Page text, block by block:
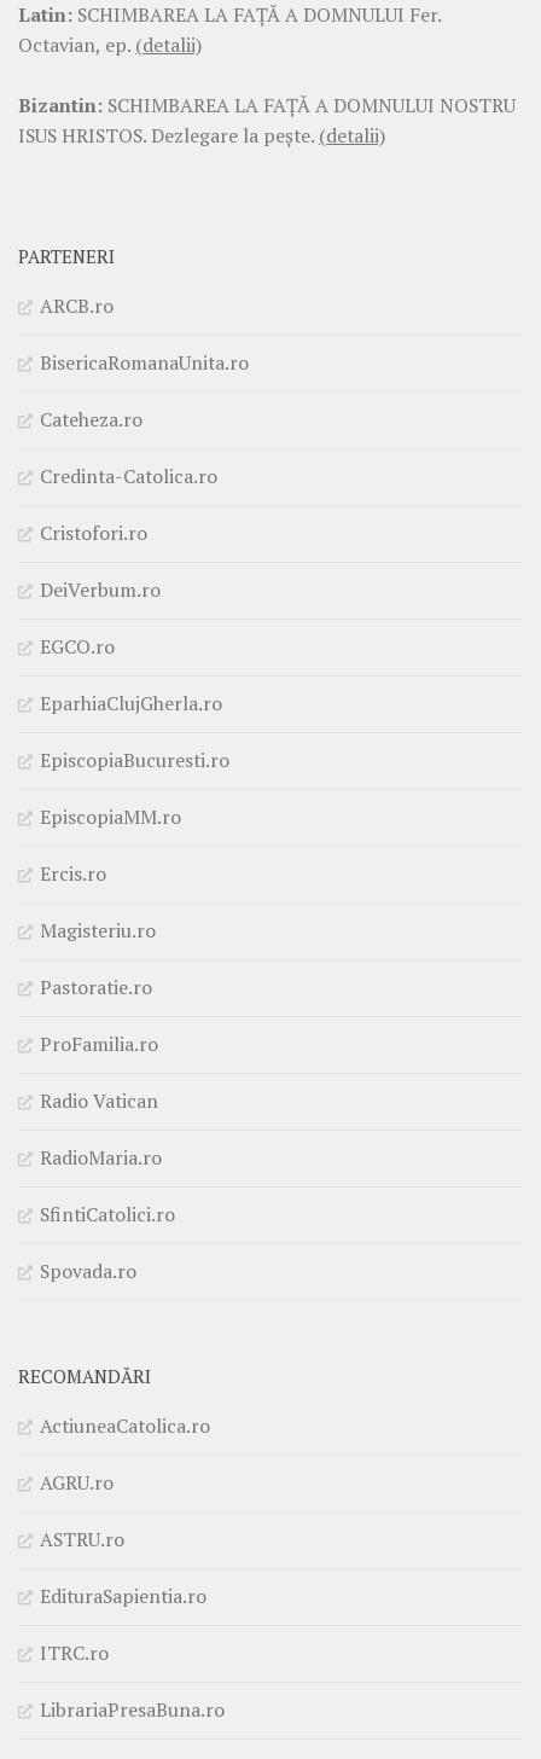
Latin: SCHIMBAREA LA FAŢĂ A DOMNULUI Fer.
Octavian, ep. (detalii)
Bizantin: SCHIMBAREA LA FAŢĂ A DOMNULUI NOSTRU
ISUS HRISTOS. Dezlegare la pește. (detalii)
PARTENERI
ARCB.ro
BisericaRomanaUnita.ro
Cateheza.ro
Credinta-Catolica.ro
Cristofori.ro
DeiVerbum.ro
EGCO.ro
EparhiaClujGherla.ro
EpiscopiaBucuresti.ro
EpiscopiaMM.ro
Ercis.ro
Magisteriu.ro
Pastoratie.ro
ProFamilia.ro
Radio Vatican
RadioMaria.ro
SfintiCatolici.ro
Spovada.ro
RECOMANDĂRI
ActiuneaCatolica.ro
AGRU.ro
ASTRU.ro
EdituraSapientia.ro
ITRC.ro
LibrariaPresaBuna.ro